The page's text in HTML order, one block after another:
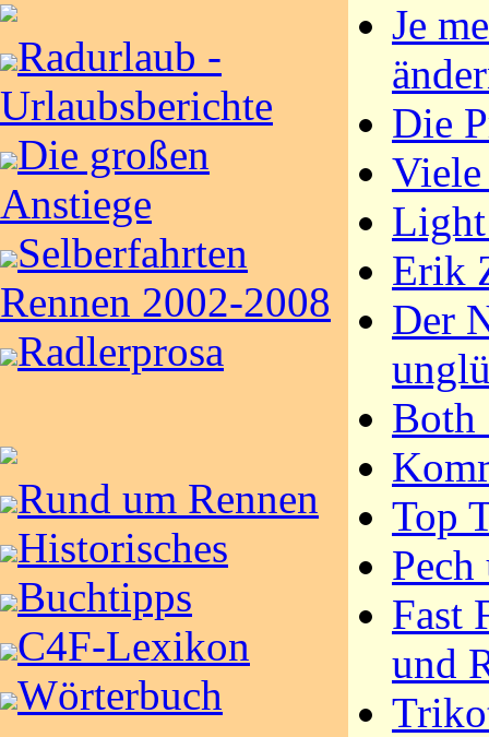
Radurlaub -
Urlaubsberichte
Die großen
Anstiege
Selberfahrten
Rennen 2002-2008
Radlerprosa
Rund um Rennen
Historisches
Buchtipps
C4F-Lexikon
Wörterbuch
Je
Die
Viele
Erik
Der
Both
Top
Fast
und